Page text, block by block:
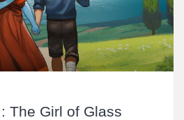
The Girl of Glass